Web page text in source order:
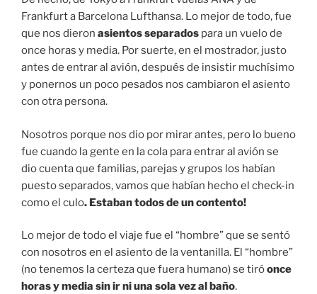
Frankfurt a Barcelona Lufthansa. Lo mejor de todo, fue
que nos dieron asientos separados para un vuelo de
once horas y media. Por suerte, en el mostrador, justo
antes de entrar al avión, después de insistir muchísimo
y ponernos un poco pesados nos cambiaron el asiento
con otra persona.
Nosotros porque nos dio por mirar antes, pero lo bueno
fue cuando la gente en la cola para entrar al avión se
dio cuenta que familias, parejas y grupos los habían
puesto separados, vamos que habían hecho el check-in
como el culo. Estaban todos de un contento!
Lo mejor de todo el viaje fue el “hombre” que se sentó
con nosotros en el asiento de la ventanilla. El “hombre”
(no tenemos la certeza que fuera humano) se tiróonce
horas y media sin ir ni una sola vez al baño.